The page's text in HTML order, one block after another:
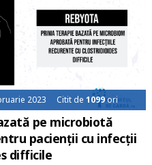
2023 Citit de1099ori
pe microbiotă
pacienţii cu infecţii
difficile